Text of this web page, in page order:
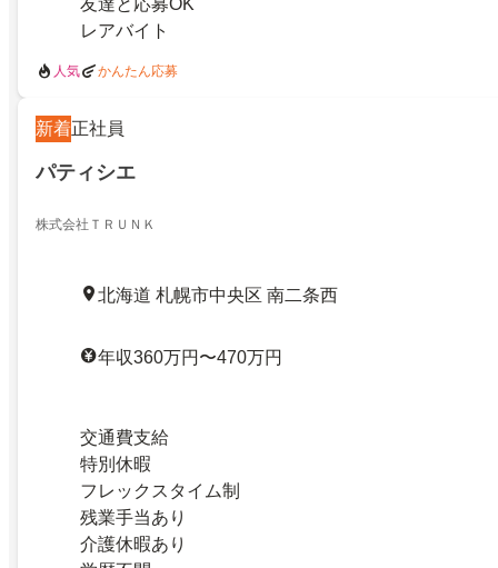
友達と応募OK
レアバイト
人気 かんたん応募
新着正社員
パティシエ
株式会社ＴＲＵＮＫ
北海道 札幌市中央区 南二条西
年収360万円〜470万円
交通費支給
特別休暇
フレックスタイム制
残業手当あり
介護休暇あり